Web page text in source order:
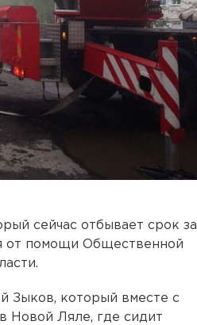
сейчас отбывает срок за
от помощи Общественной
Зыков, который вместе с
Новой Ляле, где сидит